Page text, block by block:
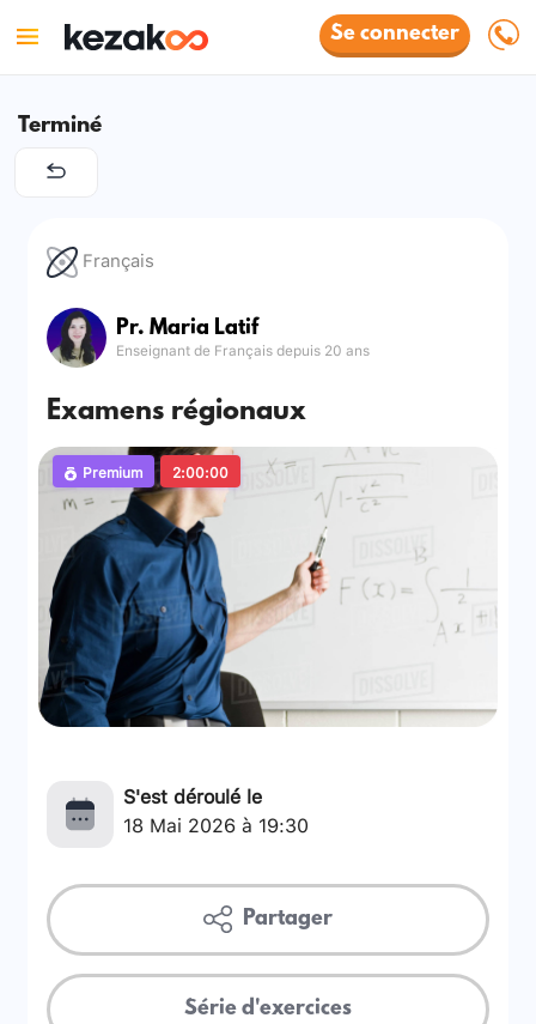
Se connecter
Terminé
Français
Pr. Maria Latif
Enseignant de Français depuis 20 ans
Examens régionaux
Premium 2:00:00
S'est déroulé le
18 Mai 2026 à 19:30
Partager
Série d'exercices